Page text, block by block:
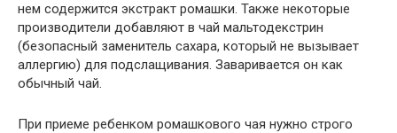
нем содержится экстракт ромашки. Также некоторые
производители добавляют в чай мальтодекстрин
(безопасный заменитель сахара, который не вызывает
аллергию) для подслащивания. Заваривается он как
обычный чай.
При приеме ребенком ромашкового чая нужно строго